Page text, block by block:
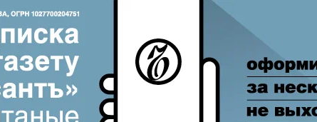
Реклама в «Ъ» www.kommersant.ru/ad